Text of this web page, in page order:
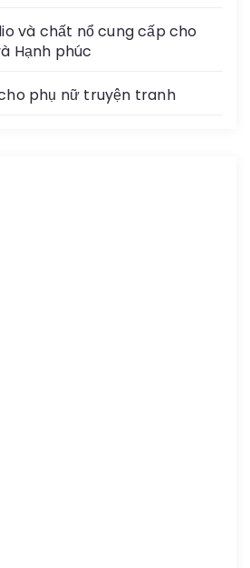
và chất nổ cung cấp cho
Hạnh phúc
phụ nữ truyện tranh